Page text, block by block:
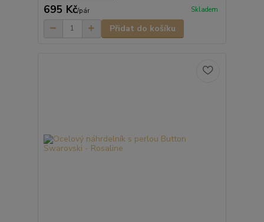
695 Kč/pár Skladem
Přidat do košíku